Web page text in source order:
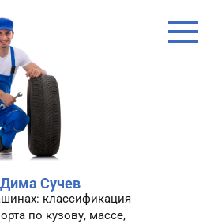
Сучев
классификация
по кузову, массе,